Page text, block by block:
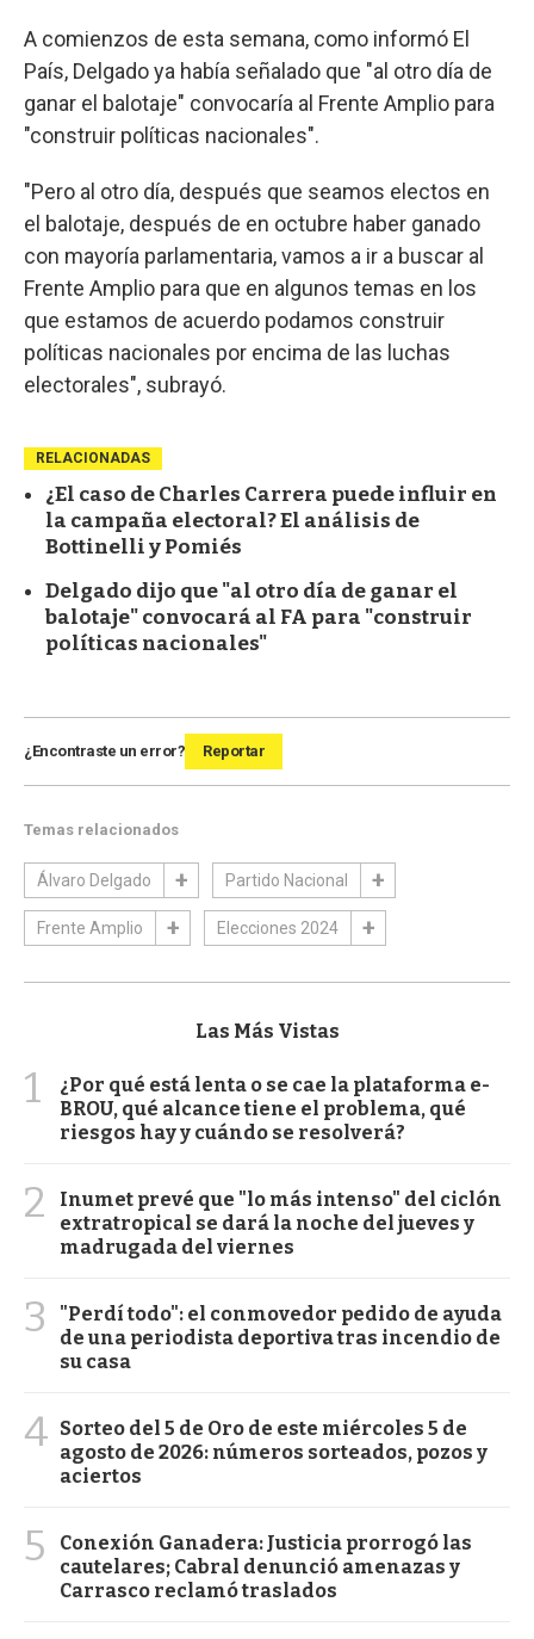
A comienzos de esta semana, como informó El
País, Delgado ya había señalado que "al otro día de
ganar el balotaje" convocaría al Frente Amplio para
"construir políticas nacionales".
"Pero al otro día, después que seamos electos en
el balotaje, después de en octubre haber ganado
con mayoría parlamentaria, vamos a ir a buscar al
Frente Amplio para que en algunos temas en los
que estamos de acuerdo podamos construir
políticas nacionales por encima de las luchas
electorales", subrayó.
RELACIONADAS
¿El caso de Charles Carrera puede influir en
la campaña electoral? El análisis de
Bottinelli y Pomiés
Delgado dijo que "al otro día de ganar el
balotaje" convocará al FA para "construir
políticas nacionales"
¿Encontraste un error? Reportar
Temas relacionados
Álvaro Delgado Partido Nacional
Frente Amplio Elecciones 2024
Las Más Vistas
1
¿Por qué está lenta o se cae la plataforma e-
BROU, qué alcance tiene el problema, qué
riesgos hay y cuándo se resolverá?
2
Inumet prevé que "lo más intenso" del ciclón
extratropical se dará la noche del jueves y
madrugada del viernes
3
"Perdí todo": el conmovedor pedido de ayuda
de una periodista deportiva tras incendio de
su casa
4 Sorteo del 5 de Oro de este miércoles 5 de
agosto de 2026: números sorteados, pozos y
aciertos
5
Conexión Ganadera: Justicia prorrogó las
cautelares; Cabral denunció amenazas y
Carrasco reclamó traslados